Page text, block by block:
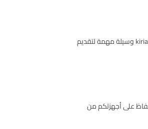
مقال شامل عن الخط الساخن لشركة كريازي تُعتبر شركة كريازي إحدى الشركات الرائدة في مجال الأجهزة المنزلية في مصر والوطن العربي، يُمثل الخط الساخن لشركة kiriazi وسيلة مهمة لتقديم
على أجهزتكم من